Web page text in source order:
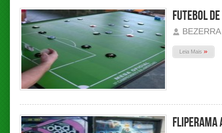
FUTEBOL
BEZERRA
Leia Mais »
FLIPERAMA